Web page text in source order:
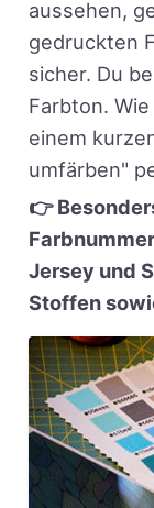
aussehen,
gedruckten
sicher. Du
Farbton.
einem
umfärben"
👉
Jersey und
Stoffen